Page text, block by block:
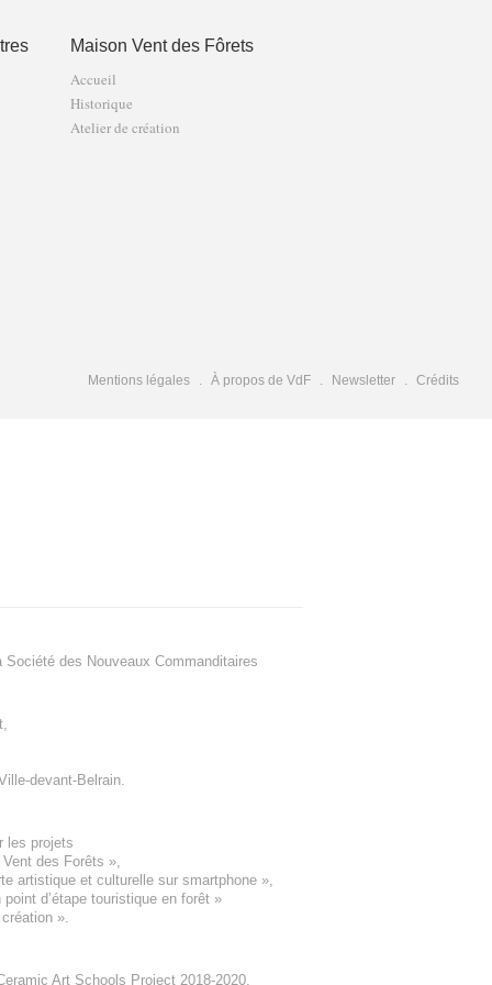
Maison Vent des Fôrets
Accueil
Historique
Atelier de création
Mentions légales À propos de VdF Newsletter Crédits
Société des Nouveaux Commanditaires
,
devant-Belrain.
les projets
des Forêts »,
artistique et culturelle sur smartphone »,
point d’étape touristique en forêt »
création ».
Art Schools Project 2018-2020,